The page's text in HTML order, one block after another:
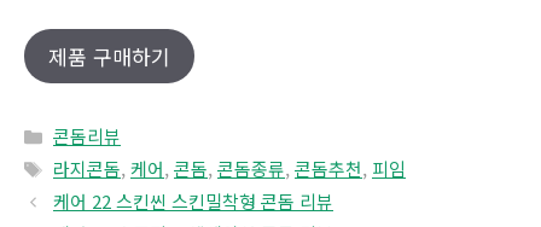
제품 구매하기
Categories
콘돔리뷰
Tags
라지콘돔,케어,콘돔,콘돔종류,콘돔추천, 피임
케어 22 스킨씬 스킨밀착형 콘돔 리뷰